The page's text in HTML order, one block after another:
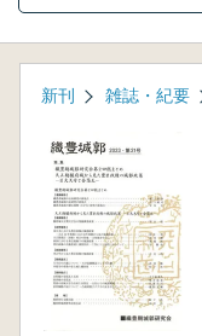
新刊 雑誌・紀要